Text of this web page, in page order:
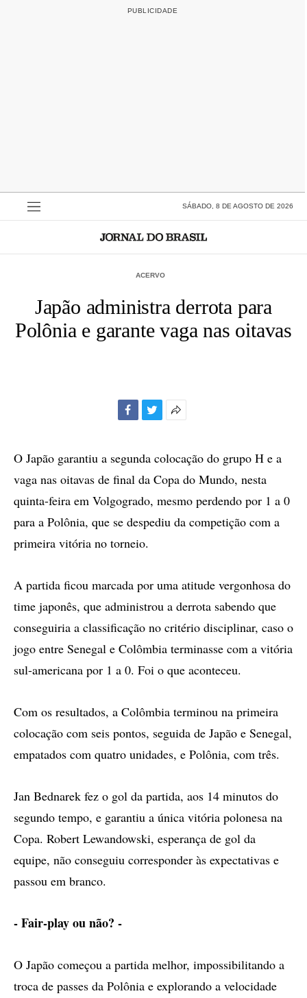
SÁBADO, 8 DE AGOSTO DE 2026
ACERVO
Japão administra derrota para
Polônia e garante vaga nas oitavas
compartilhamento
O Japão garantiu a segunda colocação do grupo H e a
vaga nas oitavas de final da Copa do Mundo, nesta
quinta-feira em Volgogrado, mesmo perdendo por 1 a 0
para a Polônia, que se despediu da competição com a
primeira vitória no torneio.
A partida ficou marcada por uma atitude vergonhosa do
time japonês, que administrou a derrota sabendo que
conseguiria a classificação no critério disciplinar, caso o
jogo entre Senegal e Colômbia terminasse com a vitória
sul-americana por 1 a 0. Foi o que aconteceu.
Com os resultados, a Colômbia terminou na primeira
colocação com seis pontos, seguida de Japão e Senegal,
empatados com quatro unidades, e Polônia, com três.
Jan Bednarek fez o gol da partida, aos 14 minutos do
segundo tempo, e garantiu a única vitória polonesa na
Copa. Robert Lewandowski, esperança de gol da
equipe, não conseguiu corresponder às expectativas e
passou em branco.
- Fair-play ou não? -
O Japão começou a partida melhor, impossibilitando a
troca de passes da Polônia e explorando a velocidade